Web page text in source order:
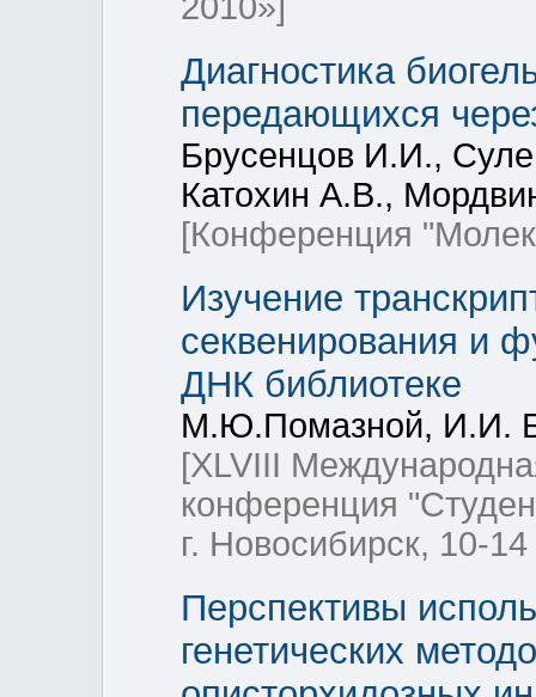
Диагностика
передающихся
Брусенцов И.И.,
Катохин А.В.,
[Конференция
Изучение
секвенирования и
ДНК библиотеке
М.Ю.Помазной, И.И.
[XLVIII
конференция
г. Новосибирск, 10-
Перспективы
генетических